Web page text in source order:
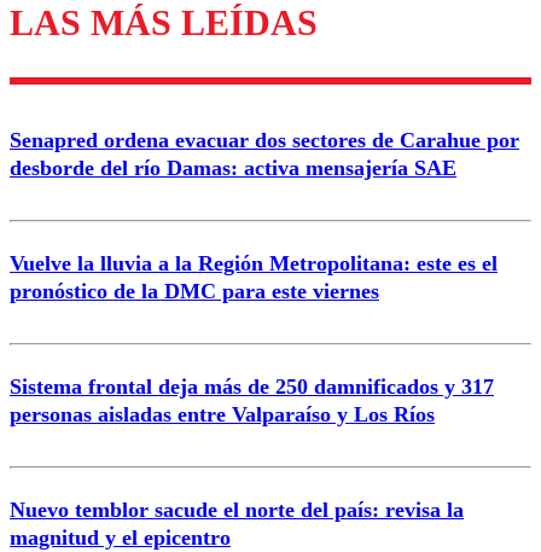
Enviar comentario
LAS MÁS LEÍDAS
Senapred ordena evacuar dos sectores de Carahue por
desborde del río Damas: activa mensajería SAE
Vuelve la lluvia a la Región Metropolitana: este es el
pronóstico de la DMC para este viernes
Sistema frontal deja más de 250 damnificados y 317
personas aisladas entre Valparaíso y Los Ríos
Nuevo temblor sacude el norte del país: revisa la
magnitud y el epicentro